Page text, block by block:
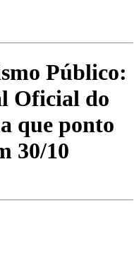
Público:
Oficial do
que ponto
30/10